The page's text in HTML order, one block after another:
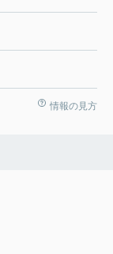
情報の見方